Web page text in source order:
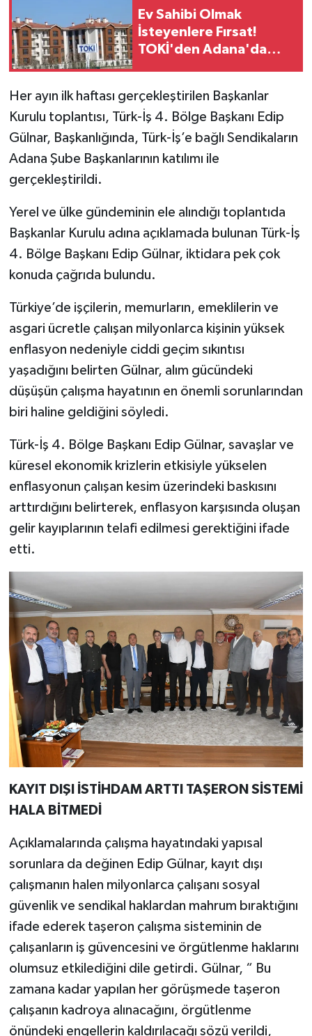
Ev Sahibi Olmak
İsteyenlere Fırsat!
TOKİ'den Adana'da
Her ayın ilk haftası gerçekleştirilen Başkanlar
Kurulu toplantısı, Türk-İş 4. Bölge Başkanı Edip
Gülnar, Başkanlığında, Türk-İş’e bağlı Sendikaların
Adana Şube Başkanlarının katılımı ile
gerçekleştirildi.
Yerel ve ülke gündeminin ele alındığı toplantıda
Başkanlar Kurulu adına açıklamada bulunan Türk-İş
4. Bölge Başkanı Edip Gülnar, iktidara pek çok
konuda çağrıda bulundu.
Türkiye’de işçilerin, memurların, emeklilerin ve
asgari ücretle çalışan milyonlarca kişinin yüksek
enflasyon nedeniyle ciddi geçim sıkıntısı
yaşadığını belirten Gülnar, alım gücündeki
düşüşün çalışma hayatının en önemli sorunlarından
biri haline geldiğini söyledi.
Türk-İş 4. Bölge Başkanı Edip Gülnar, savaşlar ve
küresel ekonomik krizlerin etkisiyle yükselen
enflasyonun çalışan kesim üzerindeki baskısını
arttırdığını belirterek, enflasyon karşısında oluşan
gelir kayıplarının telafi edilmesi gerektiğini ifade
etti.
KAYIT DIŞI İSTİHDAM ARTTI TAŞERON SİSTEMİ
HALA BİTMEDİ
Açıklamalarında çalışma hayatındaki yapısal
sorunlara da değinen Edip Gülnar, kayıt dışı
çalışmanın halen milyonlarca çalışanı sosyal
güvenlik ve sendikal haklardan mahrum bıraktığını
ifade ederek taşeron çalışma sisteminin de
çalışanların iş güvencesini ve örgütlenme haklarını
olumsuz etkilediğini dile getirdi. Gülnar, “ Bu
zamana kadar yapılan her görüşmede taşeron
çalışanın kadroya alınacağını, örgütlenme
önündeki engellerin kaldırılacağı sözü verildi,